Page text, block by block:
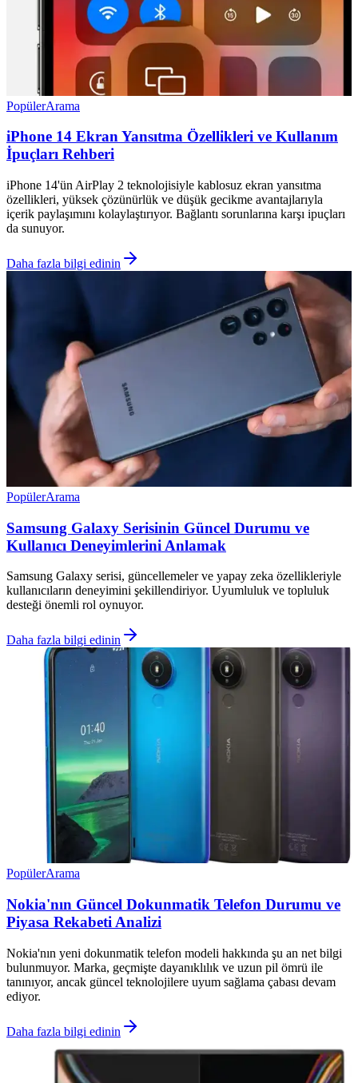
PopülerArama
iPhone 14 Ekran Yansıtma Özellikleri ve Kullanım
İpuçları Rehberi
iPhone 14'ün AirPlay 2 teknolojisiyle kablosuz ekran yansıtma
özellikleri, yüksek çözünürlük ve düşük gecikme avantajlarıyla
içerik paylaşımını kolaylaştırıyor. Bağlantı sorunlarına karşı ipuçları
da sunuyor.
Daha fazla bilgi edinin
PopülerArama
Samsung Galaxy Serisinin Güncel Durumu ve
Kullanıcı Deneyimlerini Anlamak
Samsung Galaxy serisi, güncellemeler ve yapay zeka özellikleriyle
kullanıcıların deneyimini şekillendiriyor. Uyumluluk ve topluluk
desteği önemli rol oynuyor.
Daha fazla bilgi edinin
PopülerArama
Nokia'nın Güncel Dokunmatik Telefon Durumu ve
Piyasa Rekabeti Analizi
Nokia'nın yeni dokunmatik telefon modeli hakkında şu an net bilgi
bulunmuyor. Marka, geçmişte dayanıklılık ve uzun pil ömrü ile
tanınıyor, ancak güncel teknolojilere uyum sağlama çabası devam
ediyor.
Daha fazla bilgi edinin